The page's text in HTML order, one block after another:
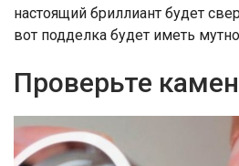
настоящий бриллиант будет
вот подделка будет иметь
Проверьте